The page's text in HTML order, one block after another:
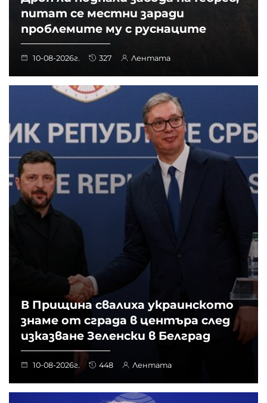
питат се местни заради
проблемите му с руснаците
10-08-2026г. 327 Лентата
В Прищина свалиха украинското
знаме от сграда в центъра след
изказване Зеленски в Белград
10-08-2026г. 448 Лентата